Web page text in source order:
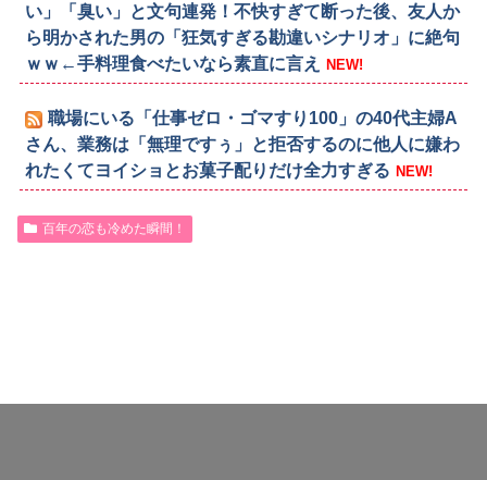
い」「臭い」と文句連発！不快すぎて断った後、友人か
ら明かされた男の「狂気すぎる勘違いシナリオ」に絶句
ｗｗ←手料理食べたいなら素直に言え
NEW!
職場にいる「仕事ゼロ・ゴマすり100」の40代主婦A
さん、業務は「無理ですぅ」と拒否するのに他人に嫌わ
れたくてヨイショとお菓子配りだけ全力すぎる NEW!
百年の恋も冷めた瞬間！